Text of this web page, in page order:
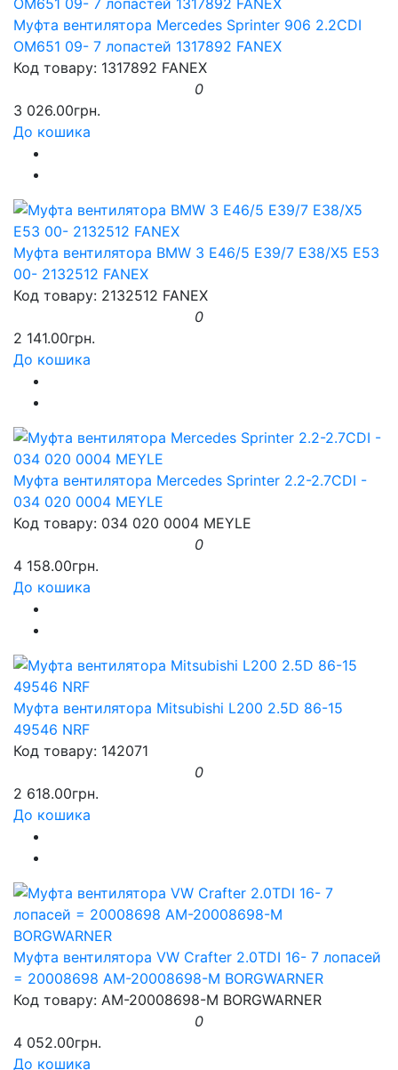
Муфта вентилятора Mercedes Sprinter 906 2.2CDI
OM651 09- 7 лопастей 1317892 FANEX
Код товару: 1317892 FANEX
0
3 026.00грн.
До кошика
Муфта вентилятора BMW 3 E46/5 E39/7 E38/X5 E53
00- 2132512 FANEX
Код товару: 2132512 FANEX
0
2 141.00грн.
До кошика
Муфта вентилятора Mercedes Sprinter 2.2-2.7CDI -
034 020 0004 MEYLE
Код товару: 034 020 0004 MEYLE
0
4 158.00грн.
До кошика
Муфта вентилятора Mitsubishi L200 2.5D 86-15
49546 NRF
Код товару: 142071
0
2 618.00грн.
До кошика
Муфта вентилятора VW Crafter 2.0TDI 16- 7 лопасей
= 20008698 AM-20008698-M BORGWARNER
Код товару: AM-20008698-M BORGWARNER
0
4 052.00грн.
До кошика